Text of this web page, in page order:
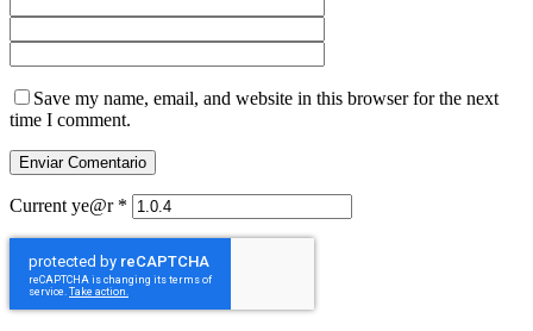
Save my name, email, and website in this browser for the next
time I comment.
Current ye@r *